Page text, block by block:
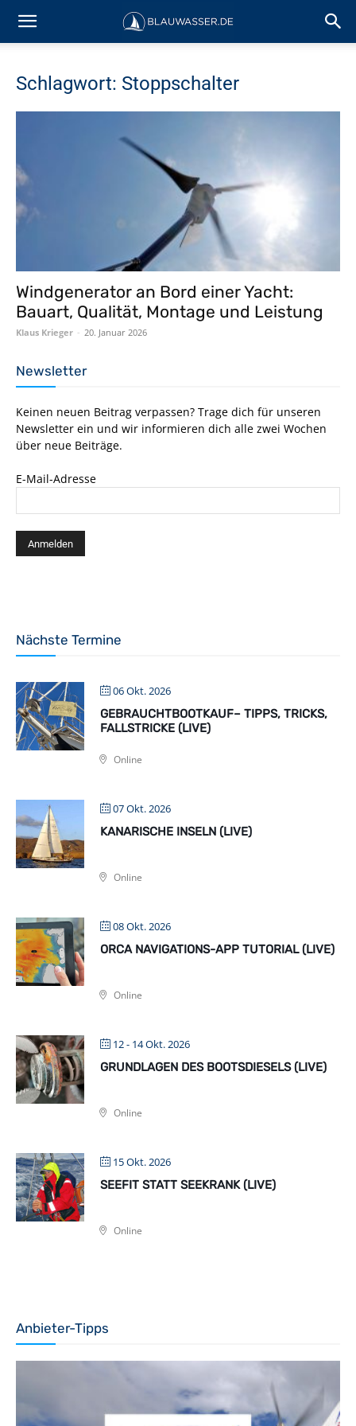
Schlagwort: Stoppschalter
Windgenerator an Bord einer Yacht:
Bauart, Qualität, Montage und Leistung
Klaus Krieger - 20. Januar 2026
Newsletter
Keinen neuen Beitrag verpassen? Trage dich für unseren
Newsletter ein und wir informieren dich alle zwei Wochen
über neue Beiträge.
E-Mail-Adresse
Nächste Termine
06 Okt. 2026
GEBRAUCHTBOOTKAUF– TIPPS, TRICKS,
FALLSTRICKE (LIVE)
Online
07 Okt. 2026
KANARISCHE INSELN (LIVE)
Online
08 Okt. 2026
ORCA NAVIGATIONS-APP TUTORIAL (LIVE)
Online
12 - 14 Okt. 2026
GRUNDLAGEN DES BOOTSDIESELS (LIVE)
Online
15 Okt. 2026
SEEFIT STATT SEEKRANK (LIVE)
Online
Anbieter-Tipps